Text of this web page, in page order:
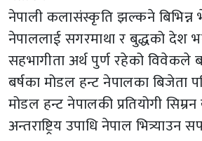
नेपाली कलासंस्कृति झल्कने बिभिन्न
नेपाललाई सगरमाथा र बुद्धको देश
सहभागीता अर्थ पुर्ण रहेको विवेकले
बर्षका मोडल हन्ट नेपालका बिजेता
मोडल हन्ट नेपालकी प्रतियोगी
अन्तराष्ट्रिय उपाधि नेपाल